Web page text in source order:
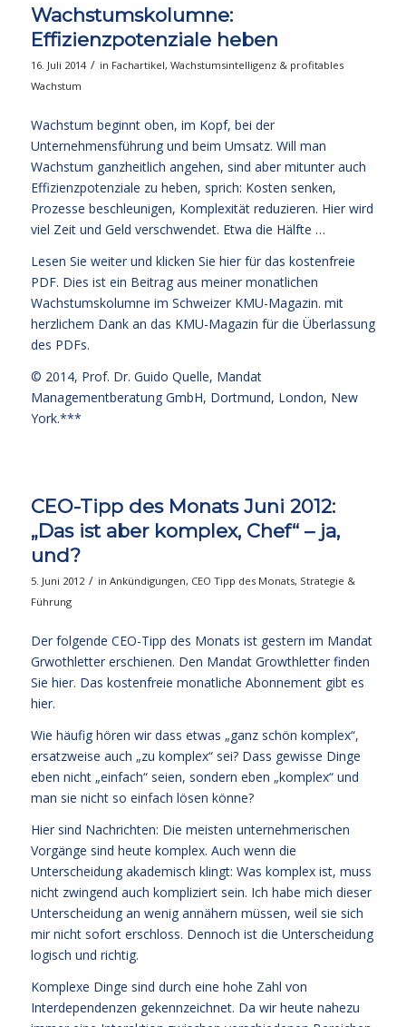
Wachstumskolumne:
Effizienzpotenziale heben
16. Juli 2014 / in Fachartikel, Wachstumsintelligenz & profitables
Wachstum
Wachstum beginnt oben, im Kopf, bei der
Unternehmensführung und beim Umsatz. Will man
Wachstum ganzheitlich angehen, sind aber mitunter auch
Effizienzpotenziale zu heben, sprich: Kosten senken,
Prozesse beschleunigen, Komplexität reduzieren. Hier wird
viel Zeit und Geld verschwendet. Etwa die Hälfte …
Lesen Sie weiter und klicken Sie hier für das kostenfreie
PDF. Dies ist ein Beitrag aus meiner monatlichen
Wachstumskolumne im Schweizer KMU-Magazin. mit
herzlichem Dank an das KMU-Magazin für die Überlassung
des PDFs.
© 2014, Prof. Dr. Guido Quelle, Mandat
Managementberatung GmbH, Dortmund, London, New
York.***
CEO-Tipp des Monats Juni 2012:
„Das ist aber komplex, Chef“ – ja,
und?
5. Juni 2012 / in Ankündigungen, CEO Tipp des Monats, Strategie &
Führung
Der folgende CEO-Tipp des Monats ist gestern im Mandat
Grwothletter erschienen. Den Mandat Growthletter finden
Sie hier. Das kostenfreie monatliche Abonnement gibt es
hier.
Wie häufig hören wir dass etwas „ganz schön komplex“,
ersatzweise auch „zu komplex“ sei? Dass gewisse Dinge
eben nicht „einfach“ seien, sondern eben „komplex“ und
man sie nicht so einfach lösen könne?
Hier sind Nachrichten: Die meisten unternehmerischen
Vorgänge sind heute komplex. Auch wenn die
Unterscheidung akademisch klingt: Was komplex ist, muss
nicht zwingend auch kompliziert sein. Ich habe mich dieser
Unterscheidung an wenig annähern müssen, weil sie sich
mir nicht sofort erschloss. Dennoch ist die Unterscheidung
logisch und richtig.
Komplexe Dinge sind durch eine hohe Zahl von
Interdependenzen gekennzeichnet. Da wir heute nahezu